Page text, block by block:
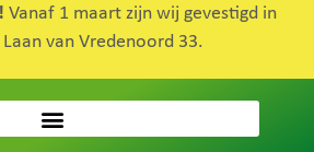
Vanaf 1 maart zijn wij gevestigd in
van Vredenoord 33.